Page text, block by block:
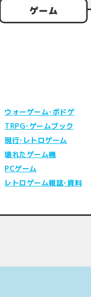
ゲーム
ウォーゲーム･ボドゲ
TRPG･ゲームブック
現行･レトロゲーム
壊れたゲーム機
PCゲーム
レトロゲーム雑誌･資料